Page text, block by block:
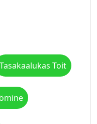
Tasakaalukas Toit